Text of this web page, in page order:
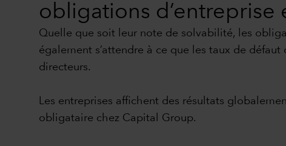
obligations d’entreprise
Quelle que soit leur note de solvabilité, les
également s’attendre à ce que les taux de
directeurs.
Les entreprises affichent des résultats
obligataire chez Capital Group.